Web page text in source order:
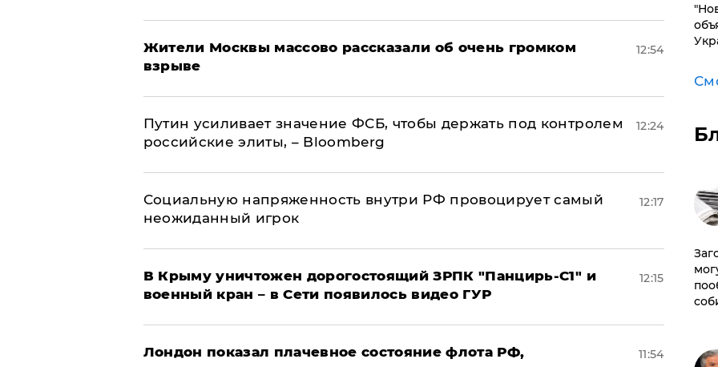
Жители Москвы массово рассказали об очень громком
взрыве
12:54
Путин усиливает значение ФСБ, чтобы держать под контролем
российские элиты, – Bloomberg
12:24
Социальную напряженность внутри РФ провоцирует самый
неожиданный игрок
12:17
В Крыму уничтожен дорогостоящий ЗРПК "Панцирь-С1" и
военный кран – в Сети появилось видео ГУР
12:15
Лондон показал плачевное состояние флота РФ,
11:54